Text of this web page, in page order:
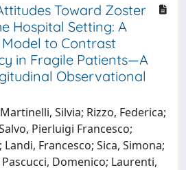
Toward Zoster
Hospital Setting: A
to Contrast
in Fragile Patients—A
Observational
Silvia; Rizzo, Federica;
Pierluigi Francesco;
Francesco; Sica, Simona;
Domenico; Laurenti,